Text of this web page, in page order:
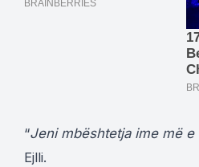
“Jeni mbështetja ime më e
Ejlli.